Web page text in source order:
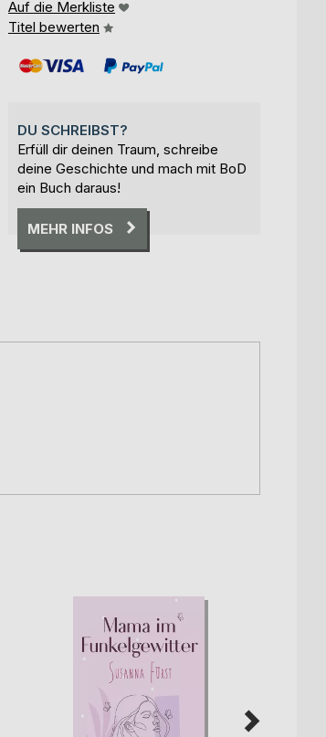
Auf die Merkliste
Titel bewerten
DU SCHREIBST?
Erfüll dir deinen Traum, schreibe
deine Geschichte und mach mit BoD
ein Buch daraus!
MEHR INFOS